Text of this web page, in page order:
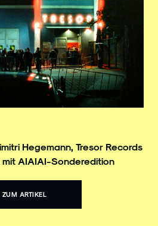
Hegemann, Tresor Records
AIAIAI-Sonderedition
ZUM ARTIKEL